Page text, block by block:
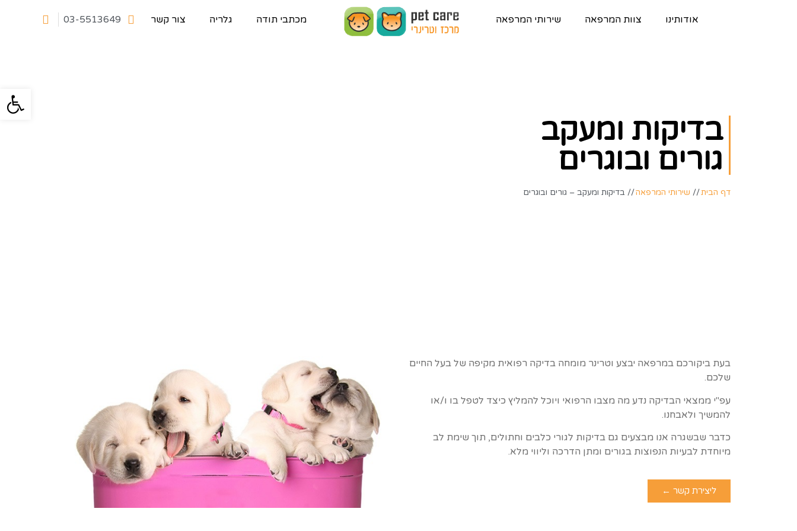
אודותינו צוות המרפאה שירותי המרפאה מכתבי תודה גלריה צור קשר 03-5513649
בדיקות ומעקב
גורים ובוגרים
דף הבית// שירותי המרפאה// בדיקות ומעקב – גורים ובוגרים
בעת ביקורכם במרפאה יבצע וטרינר מומחה בדיקה רפואית מקיפה של בעל החיים
שלכם.
עפ"י ממצאי הבדיקה נדע מה מצבו הרפואי ויוכל להמליץ כיצד לטפל בו ו/או
להמשיך ולאבחנו.
כדבר שבשגרה אנו מבצעים גם בדיקות לגורי כלבים וחתולים, תוך שימת לב
מיוחדת לבעיות הנפוצות בגורים ומתן הדרכה וליווי מלא.
ליצירת קשר ←